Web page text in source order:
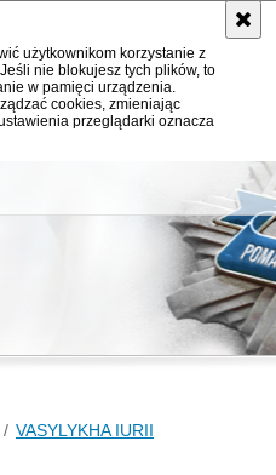
użytkownikom korzystanie z
nie blokujesz tych plików, to
w pamięci urządzenia.
cookies, zmieniając
przeglądarki oznacza
VASYLYKHA IURII